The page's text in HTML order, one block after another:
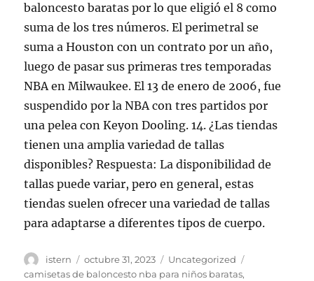
baloncesto baratas por lo que eligió el 8 como
suma de los tres números. El perimetral se
suma a Houston con un contrato por un año,
luego de pasar sus primeras tres temporadas
NBA en Milwaukee. El 13 de enero de 2006, fue
suspendido por la NBA con tres partidos por
una pelea con Keyon Dooling. 14. ¿Las tiendas
tienen una amplia variedad de tallas
disponibles? Respuesta: La disponibilidad de
tallas puede variar, pero en general, estas
tiendas suelen ofrecer una variedad de tallas
para adaptarse a diferentes tipos de cuerpo.
Autor
istern
Publicado
el
octubre 31, 2023 Categorías
Uncategorized
camisetas de baloncesto nba para niños baratas,